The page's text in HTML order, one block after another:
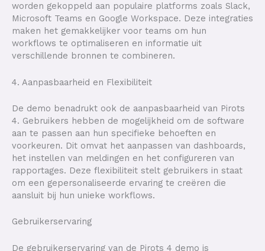
worden gekoppeld aan populaire platforms zoals Slack,
Microsoft Teams en Google Workspace. Deze integraties
maken het gemakkelijker voor teams om hun
workflows te optimaliseren en informatie uit
verschillende bronnen te combineren.
4. Aanpasbaarheid en Flexibiliteit
De demo benadrukt ook de aanpasbaarheid van Pirots
4. Gebruikers hebben de mogelijkheid om de software
aan te passen aan hun specifieke behoeften en
voorkeuren. Dit omvat het aanpassen van dashboards,
het instellen van meldingen en het configureren van
rapportages. Deze flexibiliteit stelt gebruikers in staat
om een gepersonaliseerde ervaring te creëren die
aansluit bij hun unieke workflows.
Gebruikerservaring
De gebruikerservaring van de Pirots 4 demo is